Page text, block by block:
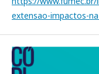
extensao-impactos-